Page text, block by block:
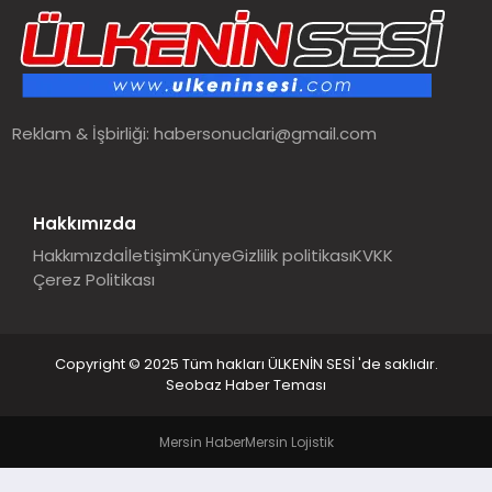
SPOR
MALATYA HABERLERI
Reklam & İşbirliği:habersonuclari@gmail.com
Hakkımızda
HakkımızdaİletişimKünyeGizlilik politikasıKVKK
Çerez Politikası
Copyright © 2025 Tüm hakları ÜLKENİN SESİ 'de saklıdır.
Seobaz Haber Teması
Mersin HaberMersin Lojistik